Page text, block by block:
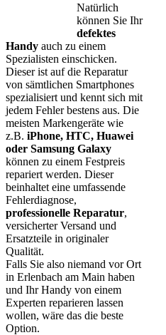
Natürlich
können Sie Ihr
defektes
Handy auch zu einem
Spezialisten einschicken.
Dieser ist auf die Reparatur
von sämtlichen Smartphones
spezialisiert und kennt sich mit
jedem Fehler bestens aus. Die
meisten Markengeräte wie
z.B. iPhone, HTC, Huawei
oder Samsung Galaxy
können zu einem Festpreis
repariert werden. Dieser
beinhaltet eine umfassende
Fehlerdiagnose,
professionelle Reparatur,
versicherter Versand und
Ersatzteile in originaler
Qualität.
Falls Sie also niemand vor Ort
in Erlenbach am Main haben
und Ihr Handy von einem
Experten reparieren lassen
wollen, wäre das die beste
Option.